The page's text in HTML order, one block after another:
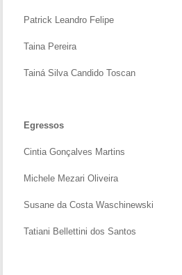
Patrick Leandro Felipe
Taina Pereira
Tainá Silva Candido Toscan
Egressos
Cintia Gonçalves Martins
Michele Mezari Oliveira
Susane da Costa Waschinewski
Tatiani Bellettini dos Santos